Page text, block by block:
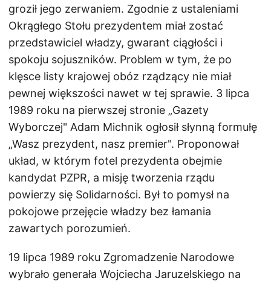
groził jego zerwaniem. Zgodnie z ustaleniami
Okrągłego Stołu prezydentem miał zostać
przedstawiciel władzy, gwarant ciągłości i
spokoju sojuszników. Problem w tym, że po
klęsce listy krajowej obóz rządzący nie miał
pewnej większości nawet w tej sprawie. 3 lipca
1989 roku na pierwszej stronie „Gazety
Wyborczej" Adam Michnik ogłosił słynną formułę
„Wasz prezydent, nasz premier". Proponował
układ, w którym fotel prezydenta obejmie
kandydat PZPR, a misję tworzenia rządu
powierzy się Solidarności. Był to pomysł na
pokojowe przejęcie władzy bez łamania
zawartych porozumień.
19 lipca 1989 roku Zgromadzenie Narodowe
wybrało generała Wojciecha Jaruzelskiego na